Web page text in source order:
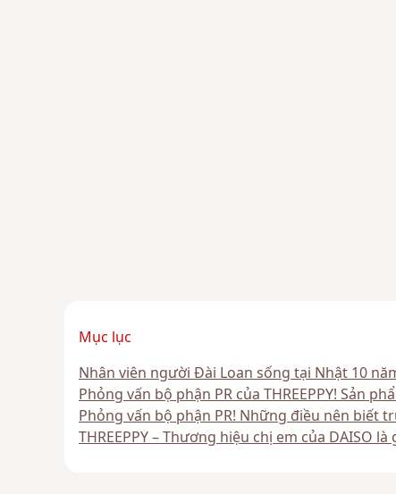
Mục lục
Nhân viên người Đài Loan sống tại Nhật 10
Phỏng vấn bộ phận PR của THREEPPY! Sản
Phỏng vấn bộ phận PR! Những điều nên biết
THREEPPY – Thương hiệu chị em của DAISO là